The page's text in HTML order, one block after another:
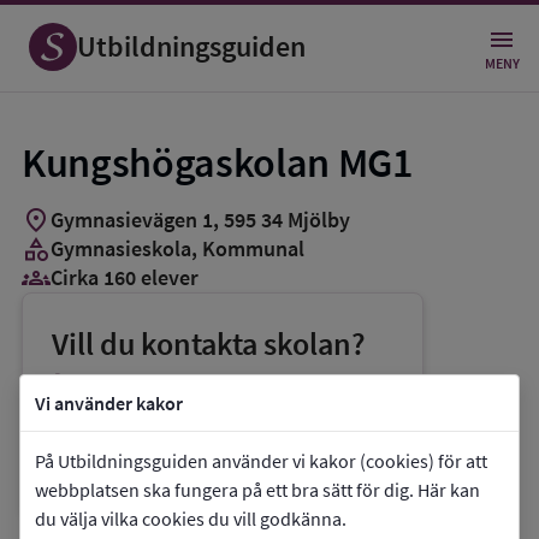
Vi använder kakor
På Utbildningsguiden använder vi kakor (cookies) för att
webbplatsen ska fungera på ett bra sätt för dig. Här kan
du välja vilka cookies du vill godkänna.
Utbildningsguiden MENY
Kungshögaskolan MG1
location_on Gymnasievägen 1, 595 34 Mjölby
categoryGymnasieskola, Kommunal
groups_3Cirka 160 elever
Vill du kontakta skolan?
phoneTelefon:0142-85012
mailE-post:utbildning@mjolby.se
linkWebbplats:Kungshögaskolan MG1